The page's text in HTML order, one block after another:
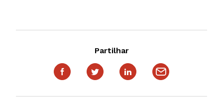
Partilhar